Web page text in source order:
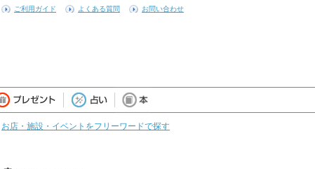
ご利用ガイド よくある質問 お問い合わせ
お店・施設・イベントをフリーワードで探す